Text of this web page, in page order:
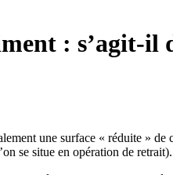
: s’agit-il
une surface « réduite » de
se situe en opération de retrait).